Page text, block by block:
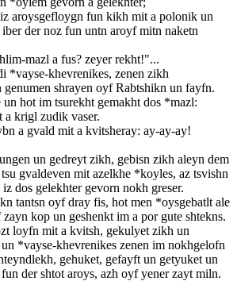
aroysgefloygn fun kikh mit a polonik un
der noz fun untn aroyf mitn naketn
mazl a fus? zeyer rekht!"...
*vayse-khevrenikes, zenen zikh
shrayen oyf Rabtshikn un fayfn.
un hot im tsurekht gemakht dos *mazl:
a krigl zudik vaser.
a gvald mit a kvitsheray: ay-ay-ay!
un gedreyt zikh, gebisn zikh aleyn dem
gvaldeven mit azelkhe *koyles, az tsvishn
dos gelekhter gevorn nokh greser.
tantsn oyf dray fis, hot men *oysgebatlt ale
kop un geshenkt im a por gute shtekns.
loyfn mit a kvitsh, gekulyet zikh un
*vayse-khevrenikes zenen im nokhgelofn
gehuket, gefayft un getyuket un
der shtot aroys, azh oyf yener zayt miln.